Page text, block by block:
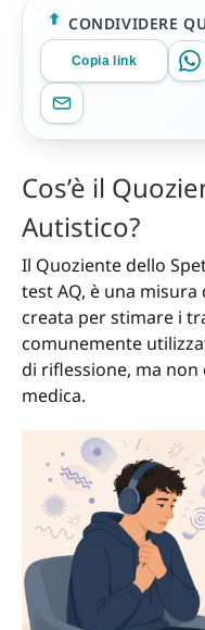
CONDIVIDERE
Copia link
Cos’è il
Autistico?
Il Quoziente dello
test AQ, è una
creata per stimare i
comunemente
di riflessione, ma
medica.